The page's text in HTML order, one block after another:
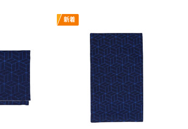
新着
（税込）
高田ベッド 美
顔ペーパー／美
顔ロール